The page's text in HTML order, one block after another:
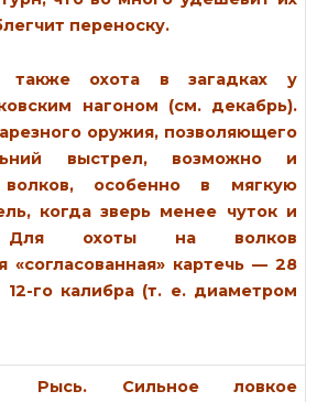
переноску.
также охота в загадках у
нагоном (см. декабрь).
оружия, позволяющего
выстрел, возможно и
волков, особенно в мягкую
когда зверь менее чуток и
Для охоты на волков
«согласованная» картечь — 28
го калибра (т. е. диаметром
Рысь. Сильное ловкое